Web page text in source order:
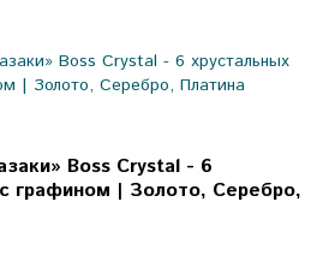
Boss Crystal - 6
графином | Золото, Серебро,